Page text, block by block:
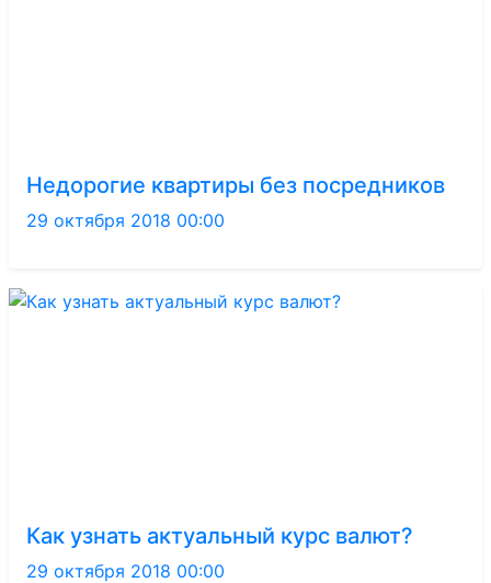
Недорогие квартиры без посредников
29 октября 2018 00:00
Как узнать актуальный курс валют?
29 октября 2018 00:00